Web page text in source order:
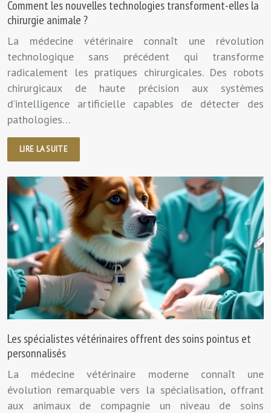
Comment les nouvelles technologies transforment-elles la
chirurgie animale ?
La médecine vétérinaire connaît une révolution
technologique sans précédent qui transforme
radicalement les pratiques chirurgicales. Des robots
chirurgicaux de haute précision aux systèmes
d’intelligence artificielle capables de détecter des
pathologies…
LIRE LA SUITE
Les spécialistes vétérinaires offrent des soins pointus et
personnalisés
La médecine vétérinaire moderne connaît une
évolution remarquable vers la spécialisation, offrant
aux animaux de compagnie un niveau de soins